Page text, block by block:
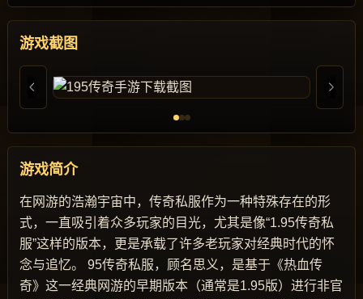
游戏截图
游戏简介
在网游的浩瀚宇宙中，传奇私服作为一种特殊存在的形
式，一直吸引着众多玩家的目光，尤其是像“1.95传奇私
服”这样的版本，更是承载了许多老玩家对经典时代的怀
念与追忆。 95传奇私服，顾名思义，是基于《热血传
奇》这一经典网游的早期版本（通常是1.95版）进行非官